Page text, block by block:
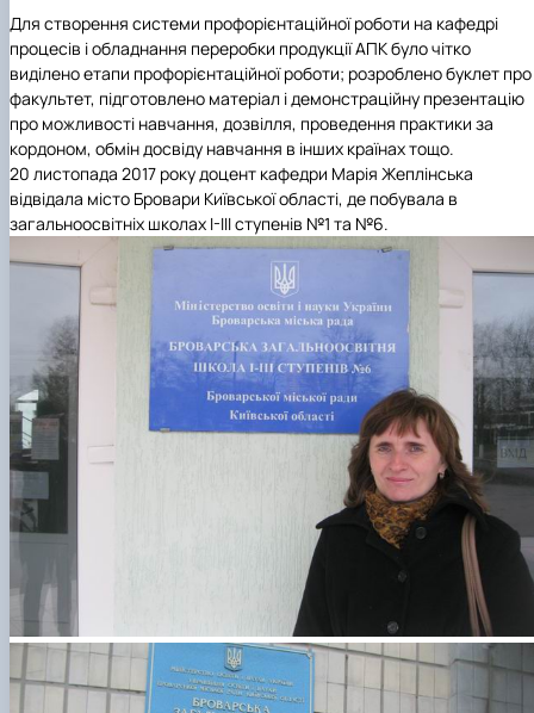
Для створення системи профорієнтаційної роботи на кафедрі
процесів і обладнання переробки продукції АПК було чітко
виділено етапи профорієнтаційної роботи; розроблено буклет про
факультет, підготовлено матеріал і демонстраційну презентацію
про можливості навчання, дозвілля, проведення практики за
кордоном, обмін досвіду навчання в інших країнах тощо.
20 листопада 2017 року доцент кафедри Марія Жеплінська
відвідала місто Бровари Київської області, де побувала в
загальноосвітніх школах І-ІІІ ступенів №1 та №6.